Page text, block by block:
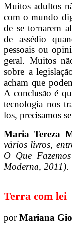
Muitos adultos
com o mundo
de se tornarem
de assédio
pessoais ou
geral. Muitos
sobre a
acham que
A conclusão é
tecnologia nos
los, precisamos
Maria Tereza
vários livros,
O Que
Moderna, 2011).
Terra com lei
porMariana